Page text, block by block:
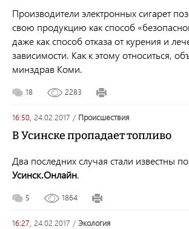
Производители электронных сигарет
свою продукцию как способ
даже как способ отказа от курения и
зависимости. Как к этому относиться,
минздрав Коми.
18 2283
16:50, 24.02.2017 / происшествия
В Усинске пропадает топливо
Два последних случая стали известны
Усинск.Онлайн.
5 1864
16:27, 24.02.2017 / экология